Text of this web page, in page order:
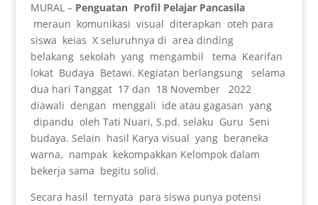
MURAL – Penguatan Profil Pelajar Pancasila
meraun komunikasi visual diterapkan oteh para
siswa keias X seluruhnya di area dinding
belakang sekolah yang mengambil tema Kearifan
lokat Budaya Betawi. Kegiatan berlangsung selama
dua hari Tanggat 17 dan 18 November 2022
diawali dengan menggali ide atau gagasan yang
dipandu oleh Tati Nuari, S.pd. selaku Guru Seni
budaya. Selain hasil Karya visual yang beraneka
warna, nampak kekompakkan Kelompok dalam
bekerja sama begitu solid.
Secara hasil ternyata para siswa punya potensi